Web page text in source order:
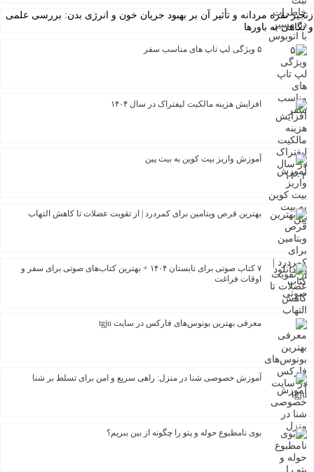
نقره مردانه و تأثیر آن بر بهبود جریان خون و انرژی بدن: بررسی علمی
به باورها
افزایش هزینه مالکیت لیفتراک در سال ۱۴۰۴
آموزش واریز بیت کوین به بیت پین
بهترین قرص ویتامین برای کمردرد | از تقویت عضلات تا کاهش التهاب
۷ کتاب صوتی برای تابستان ۱۴۰۴ + بهترین کتاب‌های صوتی برای سفر و
اوقات فراغت
معرفی بهترین بونوس‌های فارکس در سایت tgju
آموزش خصوصی شنا در منزل: راهی سریع و امن برای تسلط بر شنا
بوی نامطبوع حوله و پتو را چگونه از بین ببریم؟